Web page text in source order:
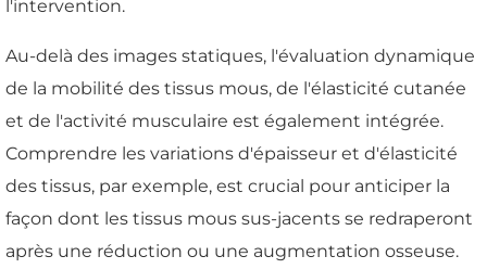
l'intervention.
Au-delà des images statiques, l'évaluation dynamique
de la mobilité des tissus mous, de l'élasticité cutanée
et de l'activité musculaire est également intégrée.
Comprendre les variations d'épaisseur et d'élasticité
des tissus, par exemple, est crucial pour anticiper la
façon dont les tissus mous sus-jacents se redraperont
après une réduction ou une augmentation osseuse.